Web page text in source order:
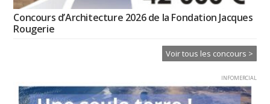
Concours d’Architecture 2026 de la Fondation Jacques
Rougerie
Voir tous les concours >
INFOMERCIAL